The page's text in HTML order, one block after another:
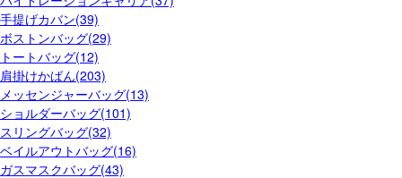
手提げカバン(39)
ボストンバッグ(29)
トートバッグ(12)
肩掛けかばん(203)
メッセンジャーバッグ(13)
ショルダーバッグ(101)
スリングバッグ(32)
ベイルアウトバッグ(16)
ガスマスクバッグ(43)